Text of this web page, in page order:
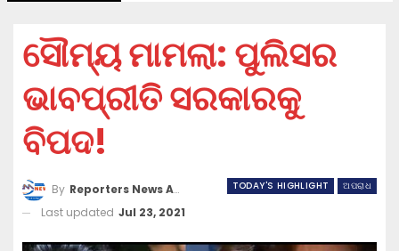
ସୌମ୍ୟ ମାମଲା: ପୁଲିସର
ଭାବପ୍ରୀତି ସରକାରକୁ
ବିପଦ!
TODAY'S HIGHLIGHT ଅପରାଧ
By Reporters News Agency
Last updated Jul 23, 2021